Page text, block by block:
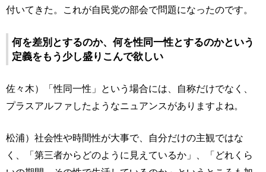
付いてきた。これが自民党の部会で問題になったのです。
何を差別とするのか、何を性同一性とするのかという
定義をもう少し盛りこんで欲しい
佐々木）「性同一性」という場合には、自称だけでなく、
プラスアルファしたようなニュアンスがありますよね。
松浦）社会性や時間性が大事で、自分だけの主観ではな
く、「第三者からどのように見えているか」、「どれくら